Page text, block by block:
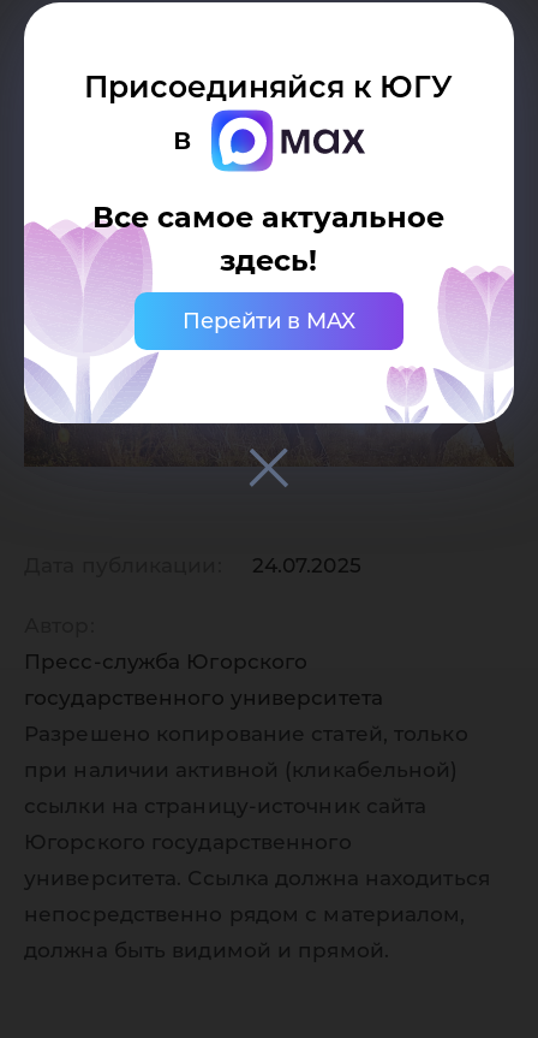
Присоединяйся к ЮГУ
в
Все самое актуальное
здесь!
Перейти в MAX
24.07.2025
Пресс-служба Югорского
государственного университета
Разрешено копирование статей, только
при наличии активной (кликабельной)
ссылки на страницу-источник сайта
Югорского государственного
университета. Ссылка должна находиться
непосредственно рядом с материалом,
должна быть видимой и прямой.